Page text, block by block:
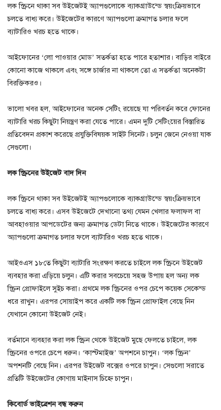
লক স্ক্রিনে থাকা সব উইজেটই অ্যাপগুলোকে ব্যাকগ্রাউন্ডে স্বয়ংক্রিয়ভাবে
চলতে বাধ্য করে। উইজেটের কারণে অ্যাপগুলো ক্রমাগত চলার ফলে
ব্যাটারিও খরচ হতে থাকে।
আইফোনের ‘লো পাওয়ার মোড’ সতর্কতা হতে পারে হতাশার। বাড়ির বাইরে
কোনো কাজে থাকলে এবং সঙ্গে চার্জার না থাকলে তো এ সতর্কতা অনেকটা
বিরক্তিকরও।
ভালো খবর হল, আইফোনের অনেক সেটিং রয়েছে যা পরিবর্তন করে ফোনের
ব্যাটারি খরচ কিছুটা নিয়ন্ত্রণ করা যেতে পারে। এমন দুটি সেটিংয়ের বিস্তারিত
প্রতিবেদন প্রকাশ করেছে প্রযুক্তিবিষয়ক সাইট সিনেট। চলুন জেনে নেওয়া যাক
সেগুলো।
লক স্ক্রিনের উইজেট বাদ দিন
লক স্ক্রিনে থাকা সব উইজেটই অ্যাপগুলোকে ব্যাকগ্রাউন্ডে স্বয়ংক্রিয়ভাবে
চলতে বাধ্য করে। এসব উইজেটে দেখানো তথ্য যেমন খেলার ফলাফল বা
আবহাওয়ার আপডেটের জন্য ক্রমাগত ডেটা নিতে থাকে। উইজেটের কারণে
অ্যাপগুলো ক্রমাগত চলার ফলে ব্যাটারিও খরচ হতে থাকে।
আইওএস ১৮তে কিছুটা ব্যাটারি সংরক্ষণ করতে চাইলে লক স্ক্রিনে উইজেট
ব্যবহার করা এড়িয়ে চলুন। এটি করার সবচেয়ে সহজ উপায় হল অন্য লক
স্ক্রিন প্রোফাইলে সুইচ করা। প্রথমে লক স্ক্রিনের ওপর চেপে কয়েক সেকেন্ড
ধরে রাখুন। এরপর সোয়াইপ করে একটি লক স্ক্রিন প্রোফাইল বেছে নিন
যেখানে কোনো উইজেট নেই।
বর্তমানে ব্যবহার করা লক স্ক্রিন থেকে উইজেট মুছে ফেলতে চাইলে, লক
স্ক্রিনের ওপরে চেপে ধরুন। ‘কাস্টমাইজ’ অপশনে চাপুন। ‘লক স্ক্রিন’
অপশনটি বেছে নিন। এরপর উইজেট বক্সের ওপরে চাপুন। সেগুলো সরাতে
প্রতিটি উইজেটের কোণায় মাইনাস চিহ্নে চাপুন।
কিবোর্ড ভাইব্রেশন বন্ধ করুন